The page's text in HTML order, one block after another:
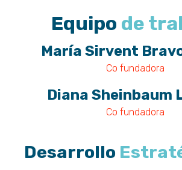
Equipo de
María Sirvent
Co fundadora
Diana Sheinbaum
Co fundadora
Desarrollo